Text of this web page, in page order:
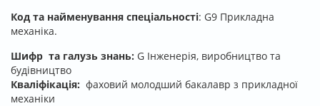
Код та найменування спеціальності: G9 Прикладна
механіка.
Шифр та галузь знань: G Інженерія, виробництво та
будівництво
Кваліфікація: фаховий молодший бакалавр з прикладної
механіки